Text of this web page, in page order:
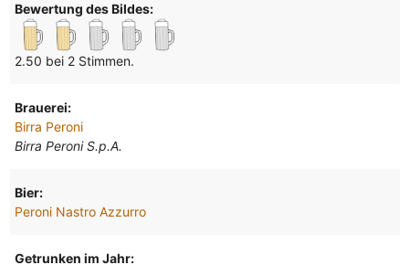
Bewertung des Bildes:
2.50 bei 2 Stimmen.
Brauerei:
Birra Peroni
Birra Peroni S.p.A.
Bier:
Peroni Nastro Azzurro
Getrunken im Jahr: